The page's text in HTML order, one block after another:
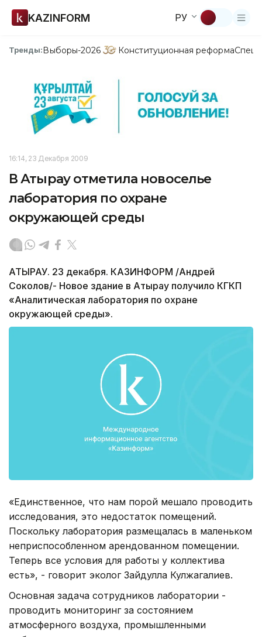
KAZINFORM РУ
Тренды:Выборы-2026 Конституционная реформа
16:14, 23 Декабря 2009
В Атырау отметила новоселье
лаборатория по охране
окружающей среды
АТЫРАУ. 23 декабря. КАЗИНФОРМ /Андрей
Соколов/- Новое здание в Атырау получило КГКП
«Аналитическая лаборатория по охране
окружающей среды».
«Единственное, что нам порой мешало проводить
исследования, это недостаток помещений.
Поскольку лаборатория размещалась в маленьком
неприспособленном арендованном помещении.
Теперь все условия для работы у коллектива
есть», - говорит эколог Зайдулла Кулжагалиев.
Основная задача сотрудников лаборатории -
проводить мониторинг за состоянием
атмосферного воздуха, промышленными